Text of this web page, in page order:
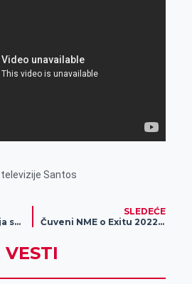
Santos
Škola crtanja i slikanja sa Bojanom Pisodorov
SLEDEĆE
Čuveni NME o Exitu 2022: Spektakularno izdanje, jedinstvena atmosfera i duhovno iskustvo